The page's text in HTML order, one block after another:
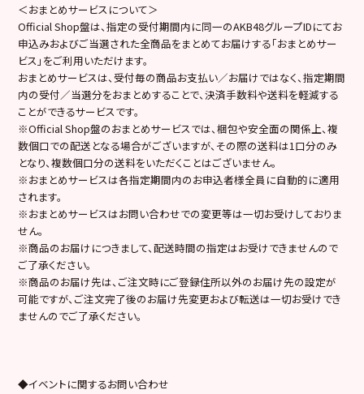
＜おまとめサービスについて＞
Official Shop盤は、指定の受付期間内に同一のAKB48グループIDにてお
申込みおよびご当選された全商品をまとめてお届けする「おまとめサー
ビス」をご利用いただけます。
おまとめサービスは、受付毎の商品お支払い／お届けではなく、指定期間
内の受付／当選分をおまとめすることで、決済手数料や送料を軽減する
ことができるサービスです。
※Official Shop盤のおまとめサービスでは、梱包や安全面の関係上、複
数個口での配送となる場合がございますが、その際の送料は1口分のみ
となり、複数個口分の送料をいただくことはございません。
※おまとめサービスは各指定期間内のお申込者様全員に自動的に適用
されます。
※おまとめサービスはお問い合わせでの変更等は一切お受けしておりま
せん。
※商品のお届けにつきまして、配送時間の指定はお受けできませんので
ご了承ください。
※商品のお届け先は、ご注文時にご登録住所以外のお届け先の設定が
可能ですが、ご注文完了後のお届け先変更および転送は一切お受けでき
ませんのでご了承ください。
◆イベントに関するお問い合わせ